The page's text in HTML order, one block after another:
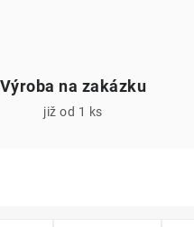
Výroba na zakázku
již od 1 ks